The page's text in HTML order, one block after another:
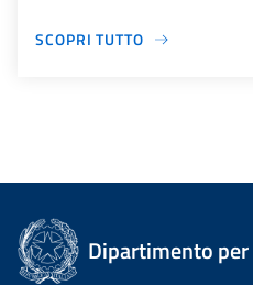
SCOPRI TUTTO
Dipartimento